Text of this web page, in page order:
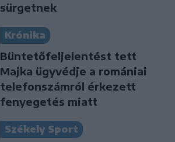
sürgetnek
Krónika
Büntetőfeljelentést tett
Majka ügyvédje a romániai
telefonszámról érkezett
fenyegetés miatt
Székely Sport